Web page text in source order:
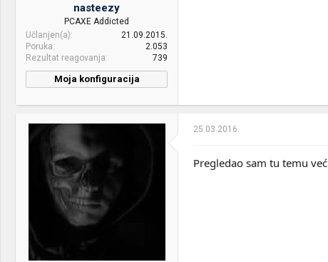
Audio
OS & Browser:
Windows 7 64-bit SP1 &
nasteezy
PCAXE Addicted
Učlanjen(a)
21.09.2015.
Poruka
2.053
Rezultat reagovanja
739
Moja konfiguracija
Internet:
SBB EON 250/25 @ ASUS
RT-N12 D1
Other:
25.03.2016.
Pregledao sam tu temu